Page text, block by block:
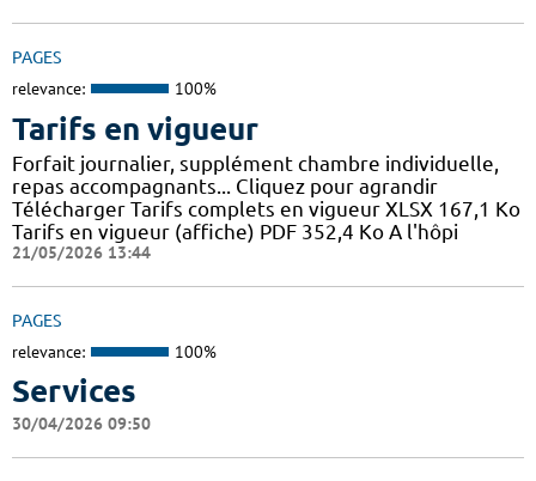
PAGES
relevance: 100%
Tarifs en vigueur
Forfait journalier, supplément chambre individuelle,
repas accompagnants... Cliquez pour agrandir
Télécharger Tarifs complets en vigueur XLSX 167,1 Ko
Tarifs en vigueur (affiche) PDF 352,4 Ko A l'hôpi
21/05/2026 13:44
PAGES
relevance: 100%
Services
30/04/2026 09:50